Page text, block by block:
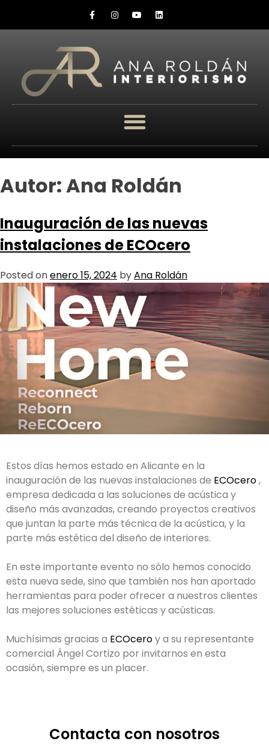
Autor:Ana Roldán
Inauguración de las nuevas
instalaciones de ECOcero
Posted onenero 15, 2024 byAna Roldán
Estos días hemos estado en Alicante en la
inauguración de las nuevas instalaciones de ECOcero,
empresa dedicada a las soluciones de acústica y
diseño más avanzadas, creando proyectos creativos
que juntan la parte más técnica de la acústica, y la
parte más estética del diseño de interiores.
En este importante evento no sólo hemos conocido
esta nueva sede, sino que también nos han aportado
herramientas para poder ofrecer a nuestros clientes
las mejores soluciones estéticas y acústicas.
Muchísimas gracias a ECOceroy a su representante
comercial Ángel Cortizo por invitarnos en esta
ocasión, siempre es un placer.
Contacta con nosotros